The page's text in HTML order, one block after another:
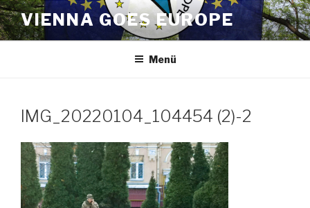
Zum
Inhalt
springen
VIENNA GOES EUROPE
Menü
IMG_20220104_104454 (2)-2